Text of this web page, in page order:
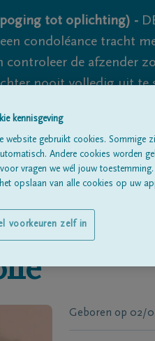
tot oplichting) -
condoléance tracht
de afzender
nooit volledig uit te
Geboren op 02/
kennisgeving
website gebruikt cookies. Sommige
Andere cookies worden
vragen we wél jouw
opslaan van alle cookies op uw
voorkeuren zelf in